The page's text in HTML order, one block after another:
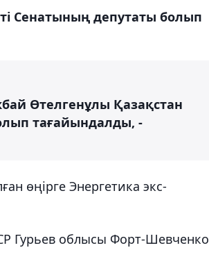
Сенатының депутаты болып
Өтелгенұлы Қазақстан
тағайындалды, -
өңірге Энергетика экс-
Гурьев облысы Форт-Шевченко